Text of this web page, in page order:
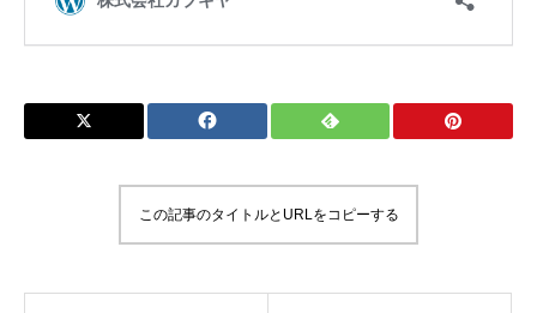
この記事のタイトルとURLをコピーする